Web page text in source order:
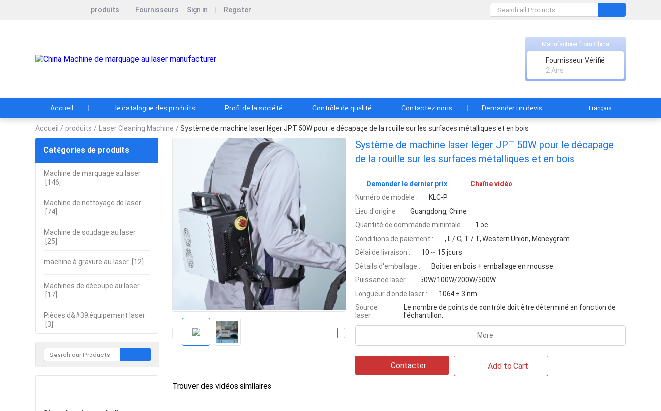
produits Fournisseurs Sign in Register
Manufacturer from China
Fournisseur Vérifié
2 Ans
Accueil le catalogue des produits Profil de la société Contrôle de qualité Contactez nous Demander un devis Français
Accueil / produits / Laser Cleaning Machine / Système de machine laser léger JPT 50W pour le décapage de la rouille sur les surfaces métalliques et en bois
Catégories de produits
Machine de marquage au laser
[146]
Machine de nettoyage de laser
[74]
Machine de soudage au laser
[25]
machine à gravure au laser [12]
Machines de découpe au laser
[17]
Pièces d&#39;équipement laser
[3]
Système de machine laser léger JPT 50W pour le décapage
de la rouille sur les surfaces métalliques et en bois
Demander le dernier prix
Chaîne vidéo
Numéro de modèle :
KLC-P
Lieu d'origine :
Guangdong, Chine
Quantité de commande minimale :
1 pc
Conditions de paiement :
, L / C, T / T, Western Union, Moneygram
Délai de livraison :
10 ~ 15 jours
Détails d'emballage :
Boîtier en bois + emballage en mousse
Puissance laser :
50W/100W/200W/300W
Longueur d'onde laser :
1064 ± 3 nm
Source
laser :
Le nombre de points de contrôle doit être déterminé en fonction de
l'échantillon.
More
Contacter Add to Cart
Trouver des vidéos similaires